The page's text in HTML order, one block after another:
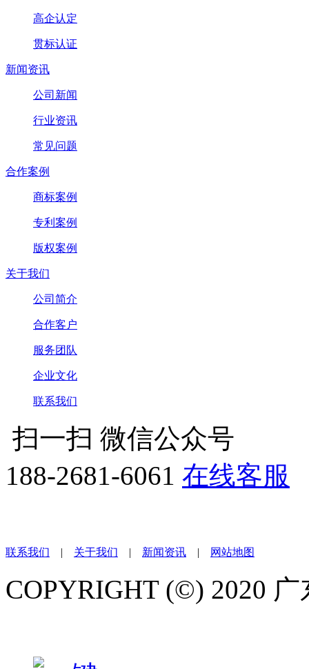
高企认定
贯标认证
新闻资讯
公司新闻
行业资讯
常见问题
合作案例
商标案例
专利案例
版权案例
关于我们
公司简介
合作客户
服务团队
企业文化
联系我们
扫一扫 微信公众号
188-2681-6061 在线客服
联系我们 | 关于我们 | 新闻资讯 | 网站地图
COPYRIGHT (©) 2020